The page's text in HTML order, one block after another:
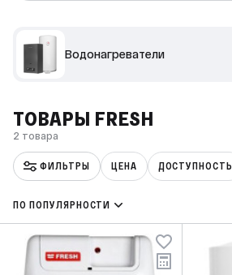
Водонагреватели
ТОВАРЫ FRESH
2 товара
ФИЛЬТРЫ ЦЕНА ДОСТУПНОСТЬ
ПО ПОПУЛЯРНОСТИ